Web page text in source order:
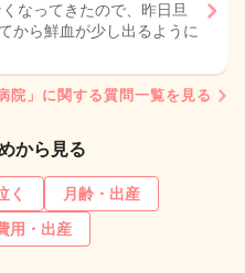
なってきたので、昨日旦
から鮮血が少し出るように
病院」に関する質問一覧を見る
から見る
く
月齢・出産
用・出産